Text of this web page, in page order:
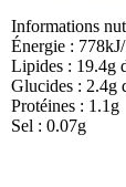
Informations
Énergie :
Lipides : 19.4g
Glucides : 2.4g
Protéines : 1.1g
Sel : 0.07g